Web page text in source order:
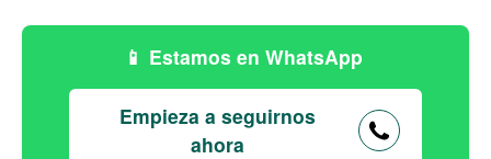
Estamos en WhatsApp
Empieza a seguirnos
ahora